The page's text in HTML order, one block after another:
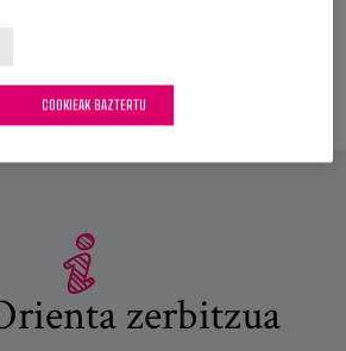
zerbitzua
COOKIEAK BAZTERTU